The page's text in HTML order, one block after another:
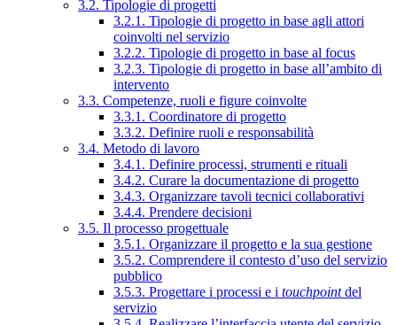
3.2. Tipologie di progetti
3.2.1. Tipologie di progetto in base agli attori
coinvolti nel servizio
3.2.2. Tipologie di progetto in base al focus
3.2.3. Tipologie di progetto in base all’ambito di
intervento
3.3. Competenze, ruoli e figure coinvolte
3.3.1. Coordinatore di progetto
3.3.2. Definire ruoli e responsabilità
3.4. Metodo di lavoro
3.4.1. Definire processi, strumenti e rituali
3.4.2. Curare la documentazione di progetto
3.4.3. Organizzare tavoli tecnici collaborativi
3.4.4. Prendere decisioni
3.5. Il processo progettuale
3.5.1. Organizzare il progetto e la sua gestione
3.5.2. Comprendere il contesto d’uso del servizio
pubblico
3.5.3. Progettare i processi e i touchpointdel
servizio